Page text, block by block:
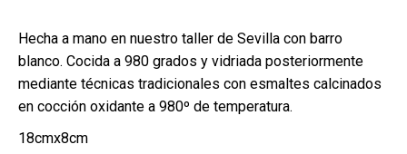
Hecha a mano en nuestro taller de Sevilla con barro
blanco. Cocida a 980 grados y vidriada posteriormente
mediante técnicas tradicionales con esmaltes calcinados
en cocción oxidante a 980º de temperatura.
18cmx8cm